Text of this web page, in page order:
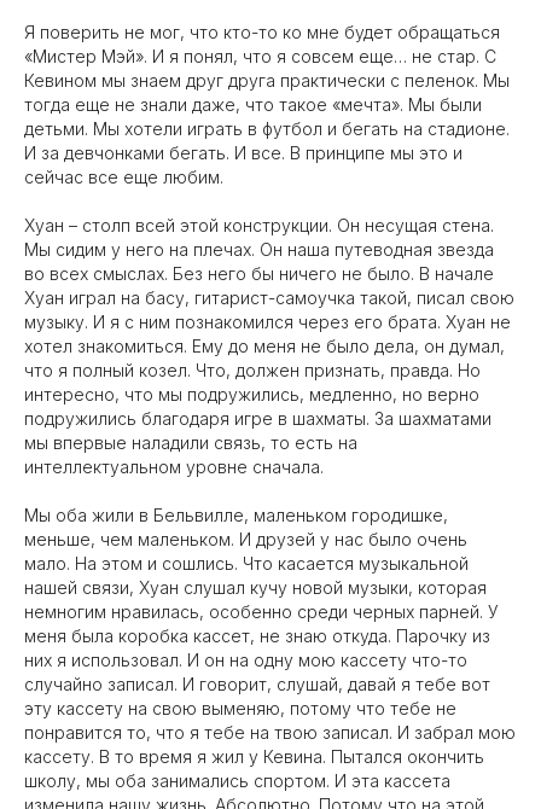
Я поверить не мог, что кто-то ко мне будет обращаться
«Мистер Мэй». И я понял, что я совсем еще… не стар. С
Кевином мы знаем друг друга практически с пеленок. Мы
тогда еще не знали даже, что такое «мечта». Мы были
детьми. Мы хотели играть в футбол и бегать на стадионе.
И за девчонками бегать. И все. В принципе мы это и
сейчас все еще любим.
Хуан – столп всей этой конструкции. Он несущая стена.
Мы сидим у него на плечах. Он наша путеводная звезда
во всех смыслах. Без него бы ничего не было. В начале
Хуан играл на басу, гитарист-самоучка такой, писал свою
музыку. И я с ним познакомился через его брата. Хуан не
хотел знакомиться. Ему до меня не было дела, он думал,
что я полный козел. Что, должен признать, правда. Но
интересно, что мы подружились, медленно, но верно
подружились благодаря игре в шахматы. За шахматами
мы впервые наладили связь, то есть на
интеллектуальном уровне сначала.
Мы оба жили в Бельвилле, маленьком городишке,
меньше, чем маленьком. И друзей у нас было очень
мало. На этом и сошлись. Что касается музыкальной
нашей связи, Хуан слушал кучу новой музыки, которая
немногим нравилась, особенно среди черных парней. У
меня была коробка кассет, не знаю откуда. Парочку из
них я использовал. И он на одну мою кассету что-то
случайно записал. И говорит, слушай, давай я тебе вот
эту кассету на свою выменяю, потому что тебе не
понравится то, что я тебе на твою записал. И забрал мою
кассету. В то время я жил у Кевина. Пытался окончить
школу, мы оба занимались спортом. И эта кассета